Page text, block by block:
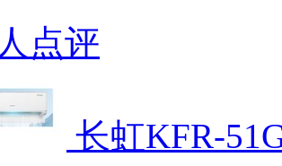
人点评
长虹KFR-